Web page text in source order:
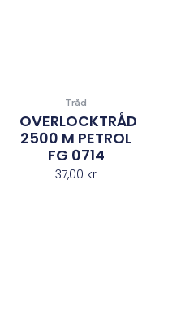
Tråd
OVERLOCKTRÅD
2500 M PETROL
FG 0714
37,00 kr